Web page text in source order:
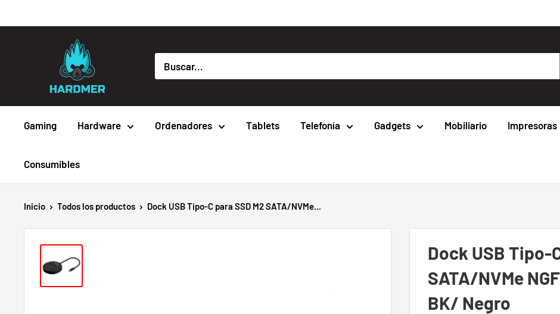
directamente
Gaming Hardware Ordenadores Tablets Telefonía Gadgets Mobiliario Impresoras
Consumibles
Inicio Todos los productos Dock USB Tipo-C para SSD M2 SATA/NVMe...
Dock USB Tipo-
SATA/NVMe
BK/ Negro